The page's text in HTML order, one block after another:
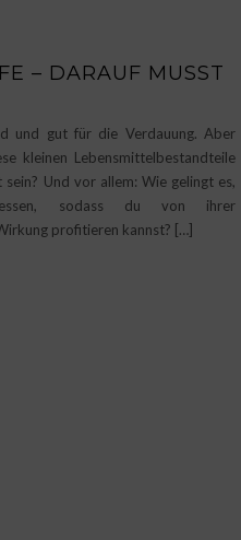
– DARAUF MUSST
und gut für die Verdauung. Aber
kleinen Lebensmittelbestandteile
Und vor allem: Wie gelingt es,
sodass du von ihrer
profitieren kannst? […]